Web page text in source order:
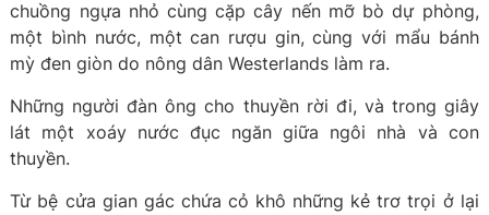
chuồng ngựa nhỏ cùng cặp cây nến mỡ bò dự phòng,
một bình nước, một can rượu gin, cùng với mẩu bánh
mỳ đen giòn do nông dân Westerlands làm ra.
Những người đàn ông cho thuyền rời đi, và trong giây
lát một xoáy nước đục ngăn giữa ngôi nhà và con
thuyền.
Từ bệ cửa gian gác chứa cỏ khô những kẻ trơ trọi ở lại